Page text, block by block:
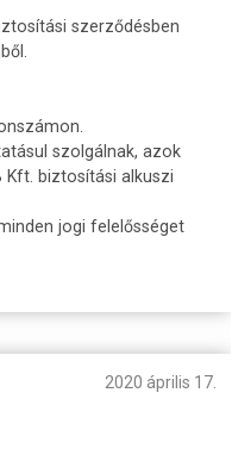
szerződésben
szolgálnak, azok
Kft. biztosítási alkuszi
jogi felelősséget
2020 április 17.